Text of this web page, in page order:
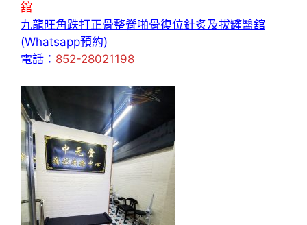
舘
九龍旺角跌打正骨整脊啪骨復位針炙及拔罐醫舘
(Whatsapp預約)
電話： 852-28021198